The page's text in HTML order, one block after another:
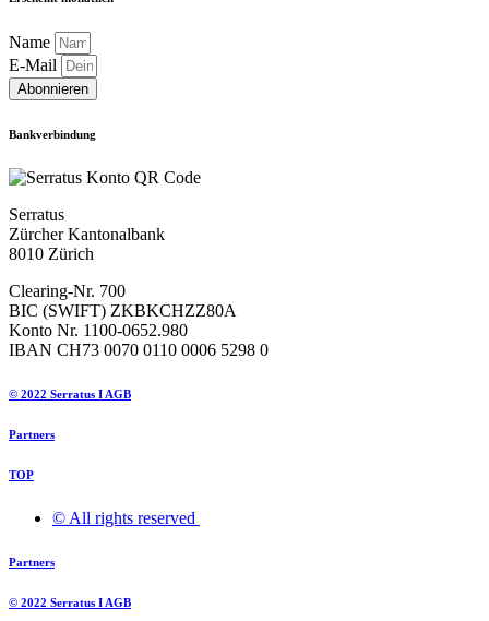
Name
E-Mail
Abonnieren
Bankverbindung
Serratus
Zürcher Kantonalbank
8010 Zürich
Clearing-Nr. 700
BIC (SWIFT) ZKBKCHZZ80A
Konto Nr. 1100-0652.980
IBAN CH73 0070 0110 0006 5298 0
© 2022 Serratus I AGB
Partners
TOP
© All rights reserved ​
Partners
© 2022 Serratus I AGB